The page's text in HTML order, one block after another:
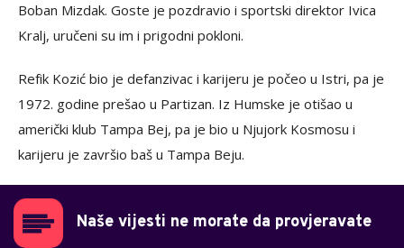
Boban Mizdak. Goste je pozdravio i sportski direktor Ivica
Kralj, uručeni su im i prigodni pokloni.
Refik Kozić bio je defanzivac i karijeru je počeo u Istri, pa je
1972. godine prešao u Partizan. Iz Humske je otišao u
američki klub Tampa Bej, pa je bio u Njujork Kosmosu i
karijeru je završio baš u Tampa Beju.
Naše vijesti ne morate da provjeravate